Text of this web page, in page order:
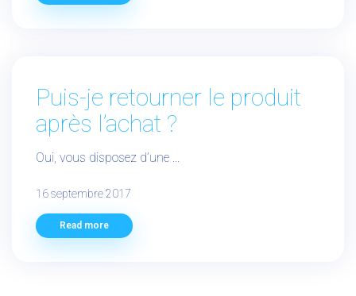
Puis-je retourner le produit
après l’achat ?
Oui, vous disposez d’une ...
16 septembre 2017
Read more